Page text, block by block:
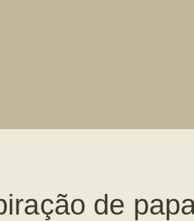
de